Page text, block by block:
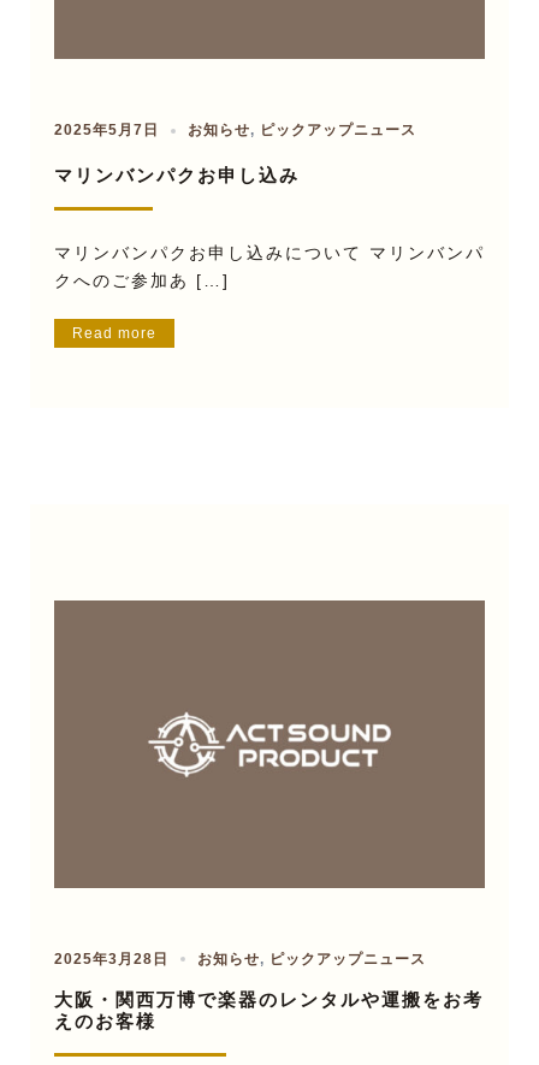
2025年5月7日 お知らせ, ピックアップニュース
マリンバンパクお申し込み
マリンバンパクお申し込みについて マリンバンパ
クへのご参加あ […]
Read more
2025年3月28日 お知らせ, ピックアップニュース
大阪・関西万博で楽器のレンタルや運搬をお考
えのお客様